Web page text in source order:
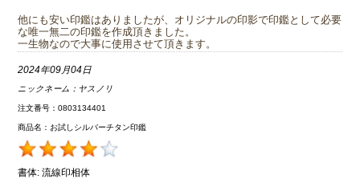
他にも安い印鑑はありましたが、オリジナルの印影で印鑑として必要
な唯一無二の印鑑を作成頂きました。
一生物なので大事に使用させて頂きます。
2024年09月04日
ニックネーム： ヤスノリ
注文番号：0803134401
商品名：お試しシルバーチタン印鑑
書体: 流線印相体